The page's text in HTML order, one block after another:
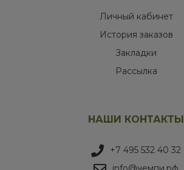
Личный кабинет
История заказов
Закладки
Рассылка
НАШИ КОНТАКТЫ
+7 495 532 40 32